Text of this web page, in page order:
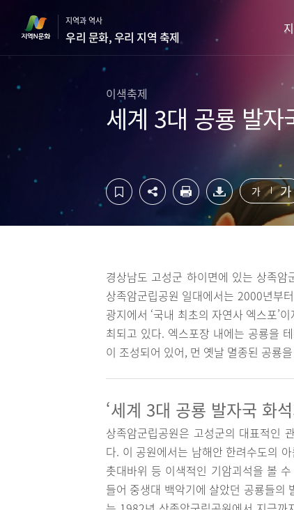
영
역
지역과 역사
우리 문화, 우리 지역 축제
이색축제
세계 3대 공룡 발자
가 가
경상남도 고성군 하이면에 있는 상족암
상족암군립공원 일대에서는 2000년부
광지에서 ‘국내 최초의 자연사 엑스포’
최되고 있다. 엑스포장 내에는 공룡을
이 조성되어 있어, 먼 옛날 멸종된 공룡
‘세계 3대 공룡 발자국 화
상족암군립공원은 고성군의 대표적인
다. 이 공원에서는 남해안 한려수도의
촛대바위 등 이색적인 기암괴석을 볼
들어 중생대 백악기에 살았던 공룡들의